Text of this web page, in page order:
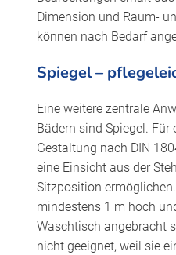
Dimension und Raum-
können nach Bedarf
Spiegel –
Eine weitere zentrale
Bädern sind Spiegel. Für
Gestaltung nach DIN
eine Einsicht aus der
Sitzposition
mindestens 1 m hoch
Waschtisch angebracht
nicht geeignet, weil sie